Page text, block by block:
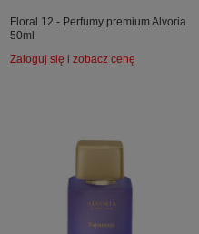
Floral 12 - Perfumy premium Alvoria
50ml
Zaloguj się i zobacz cenę